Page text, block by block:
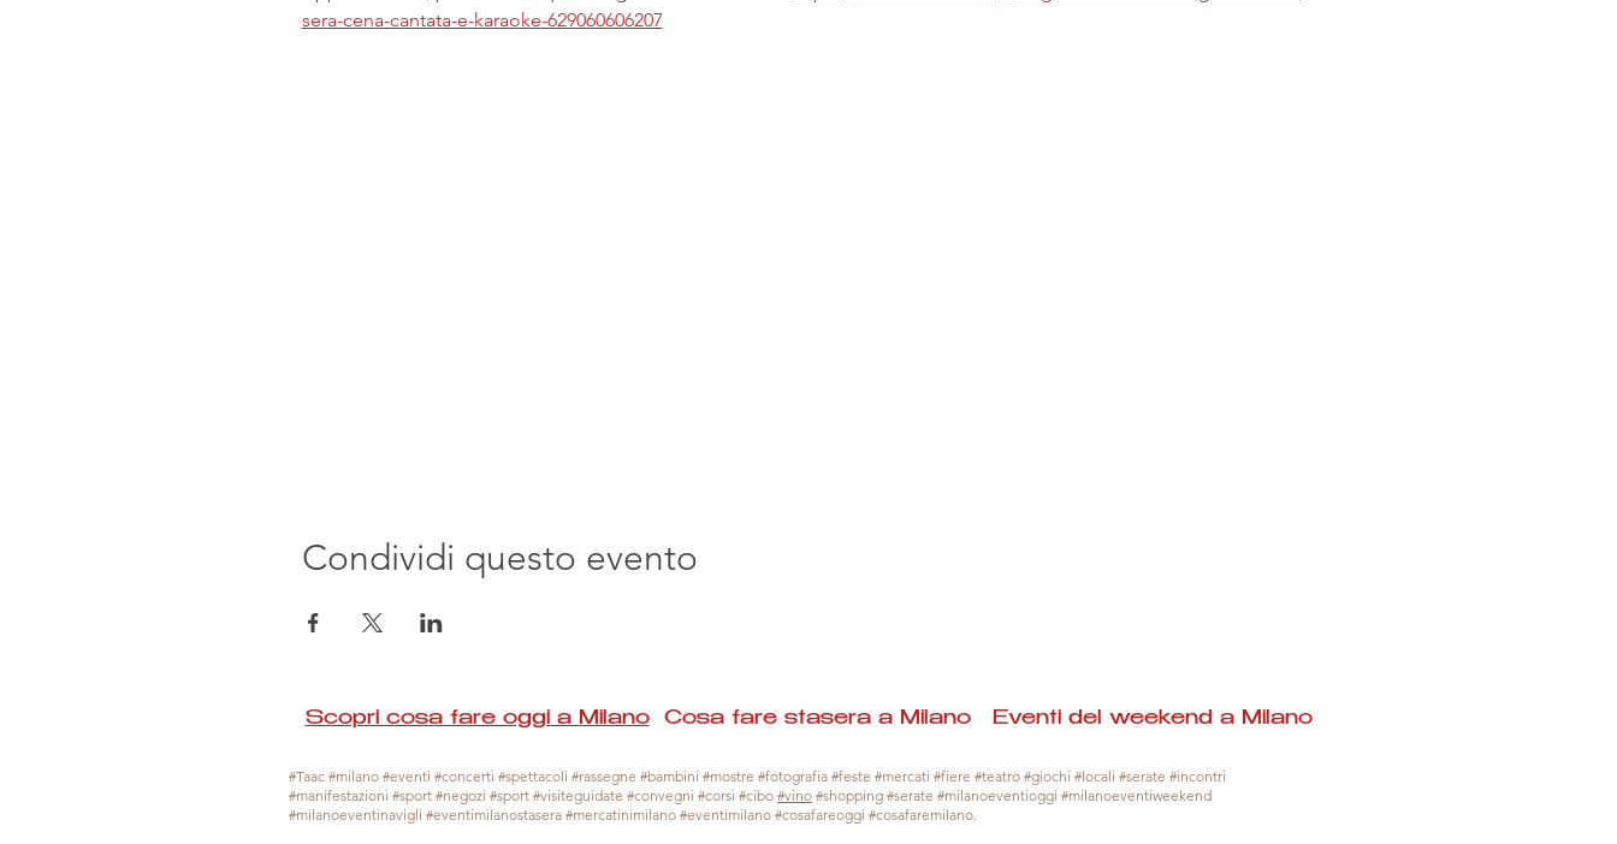
sera-cena-cantata-e-karaoke-629060606207
Condividi questo evento
Scopri cosa fare oggi a MilanoCosa fare stasera a Milano Eventi del weekend a Milano
#Taac #milano #eventi #concerti #spettacoli #rassegne #bambini #mostre #fotografia #feste #mercati #fiere #teatro #giochi #locali #serate #incontri
#manifestazioni #sport #negozi #sport #visiteguidate #convegni #corsi #cibo #vino #shopping #serate #milanoeventioggi #milanoeventiweekend
#milanoeventinavigli #eventimilanostasera #mercatinimilano #eventimilano #cosafareoggi #cosafaremilano.